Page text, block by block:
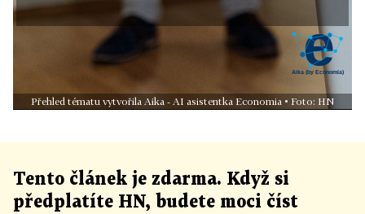
Přehled tématu vytvořila Aika - AI asistentka Economia • Foto: HN
Tento článek je zdarma. Když si
předplatíte HN, budete moci číst